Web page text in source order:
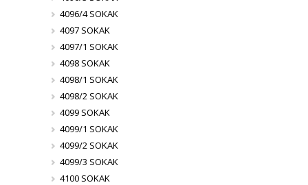
4096/4 SOKAK
4097 SOKAK
4097/1 SOKAK
4098 SOKAK
4098/1 SOKAK
4098/2 SOKAK
4099 SOKAK
4099/1 SOKAK
4099/2 SOKAK
4099/3 SOKAK
4100 SOKAK